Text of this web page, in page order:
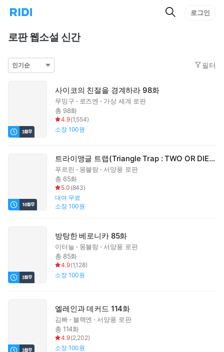
리
으
이
동
턴
트
색
검
로그인
로판 웹소설 신간
필터
사이코의 친절을 경계하라 98화
무밍구 로즈엔
가상 세계 로판
총 98화
4.9(1,554)
소장 100원
트라이앵글 트랩(Triangle Trap : TWO OR DIE) 65화
푸르린 몽블랑
서양풍 로판
총 65화
5.0 (843)
대여 무료
소장 100원
방탕한 베로니카 85화
이터늘 몽블랑
서양풍 로판
총 85화
4.9(1,128)
소장 100원
엘레인과 데커드 114화
김빠 블랙엔
서양풍 로판
총 114화
4.9(2,202)
소장 100원